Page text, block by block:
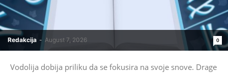
Redakcija - August 7, 2026 0
Vodolija dobija priliku da se fokusira na svoje snove. Drage